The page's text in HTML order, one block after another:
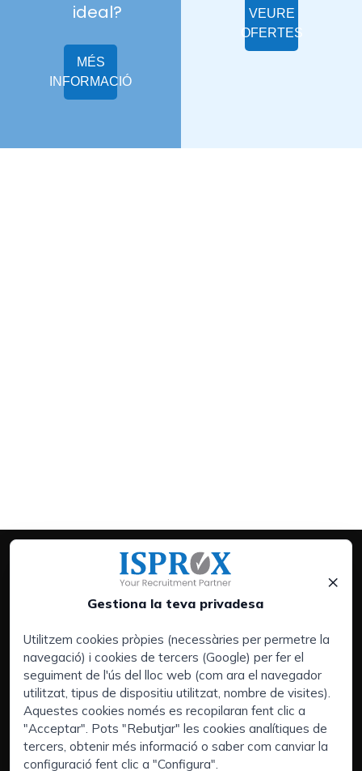
ideal?
MÉS
INFORMACIÓ
VEURE
OFERTES
Gestiona la teva privadesa
×
Utilitzem cookies pròpies (necessàries per permetre la
navegació) i cookies de tercers (Google) per fer el
seguiment de l'ús del lloc web (com ara el navegador
utilitzat, tipus de dispositiu utilitzat, nombre de visites).
Aquestes cookies només es recopilaran fent clic a
"Acceptar". Pots "Rebutjar" les cookies analítiques de
tercers, obtenir més informació o saber com canviar la
configuració fent clic a "Configura".
Serveis:
Empreses
Executive Search | Selecció de Directius
Outsourcing de Recuros Humans
Àrees d'interès: